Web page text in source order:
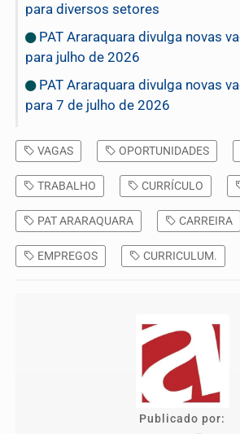
para diversos setores
PAT Araraquara divulga novas
para julho de 2026
PAT Araraquara divulga novas
para 7 de julho de 2026
VAGAS OPORTUNIDADES
TRABALHO CURRÍCULO
PAT ARARAQUARA CARREIRA
EMPREGOS CURRICULUM.
Publicado por: